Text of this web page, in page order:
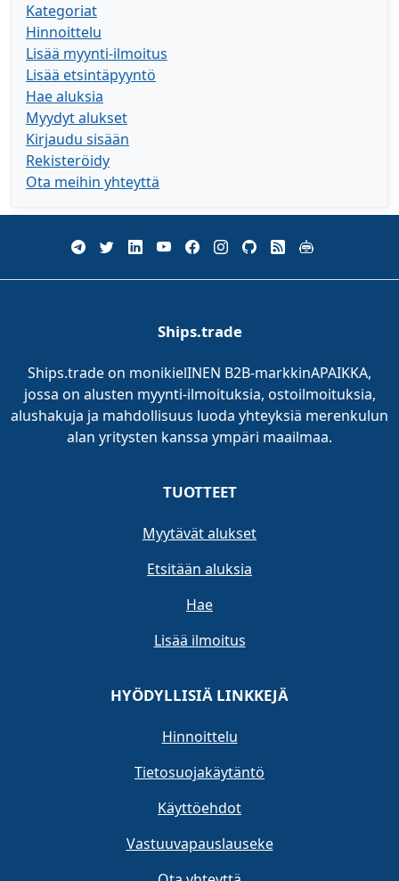
Kategoriat
Hinnoittelu
Lisää myynti-ilmoitus
Lisää etsintäpyyntö
Hae aluksia
Myydyt alukset
Kirjaudu sisään
Rekisteröidy
Ota meihin yhteyttä
Ships.trade
Ships.trade on monikielINEN B2B-markkinAPAIKKA,
jossa on alusten myynti-ilmoituksia, ostoilmoituksia,
alushakuja ja mahdollisuus luoda yhteyksiä merenkulun
alan yritysten kanssa ympäri maailmaa.
TUOTTEET
Myytävät alukset
Etsitään aluksia
Hae
Lisää ilmoitus
HYÖDYLLISIÄ LINKKEJÄ
Hinnoittelu
Tietosuojakäytäntö
Käyttöehdot
Vastuuvapauslauseke